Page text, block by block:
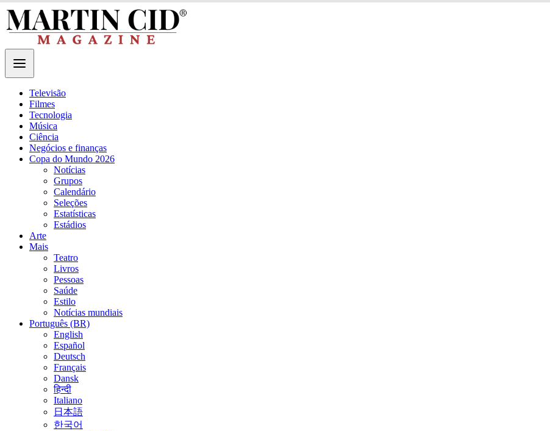
Televisão
Filmes
Tecnologia
Música
Ciência
Negócios e finanças
Copa do Mundo 2026
Notícias
Grupos
Calendário
Seleções
Estatísticas
Estádios
Arte
Mais
Teatro
Livros
Pessoas
Saúde
Estilo
Notícias mundiais
Português (BR)
English
Español
Deutsch
Français
Dansk
हिन्दी
Italiano
日本語
한국어